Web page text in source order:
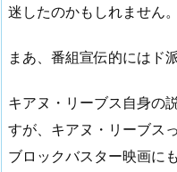
迷したのかもしれません。
まあ、番組宣伝的にはド
キアヌ・リーブス自身の
すが、キアヌ・リーブス
ブロックバスター映画に